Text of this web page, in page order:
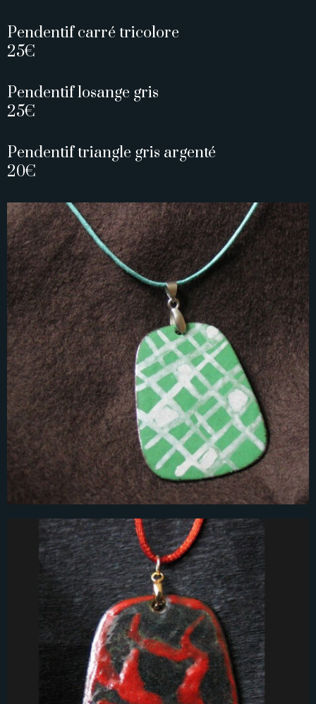
Pendentif carré tricolore
25€
Pendentif losange gris
25€
Pendentif triangle gris argenté
20€